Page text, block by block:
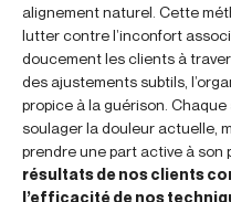
alignement naturel. Cette
lutter contre l’inconfort
doucement les clients à
des ajustements subtils,
propice à la guérison.
soulager la douleur actuelle,
prendre une part active à son
résultats de nos clients
l’efficacité de nos